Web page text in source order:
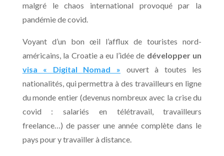
malgré le chaos international provoqué par la
pandémie de covid.
Voyant d’un bon œil l’afflux de touristes nord-
américains, la Croatie a eu l’idée de développer un
visa « Digital Nomad » ouvert à toutes les
nationalités, qui permettra à des travailleurs en ligne
du monde entier (devenus nombreux avec la crise du
covid : salariés en télétravail, travailleurs
freelance…) de passer une année complète dans le
pays pour y travailler à distance.